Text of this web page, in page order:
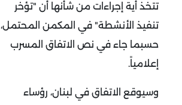
تتخذ أية إجراءات من شأنها أن "تؤخر
تنفيذ الأنشطة" في المكمن المحتمل،
حسبما جاء في نص الاتفاق المسرب
إعلامياً.
وسيوقع الاتفاق في لبنان، رؤساء